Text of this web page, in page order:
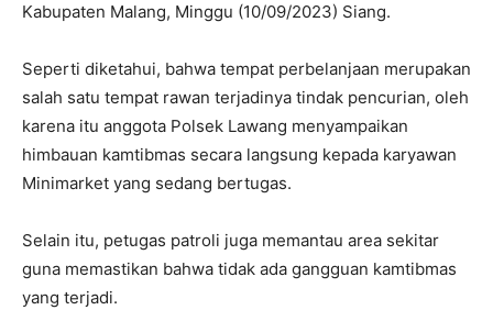
Kabupaten Malang, Minggu (10/09/2023) Siang.
Seperti diketahui, bahwa tempat perbelanjaan merupakan
salah satu tempat rawan terjadinya tindak pencurian, oleh
karena itu anggota Polsek Lawang menyampaikan
himbauan kamtibmas secara langsung kepada karyawan
Minimarket yang sedang bertugas.
Selain itu, petugas patroli juga memantau area sekitar
guna memastikan bahwa tidak ada gangguan kamtibmas
yang terjadi.